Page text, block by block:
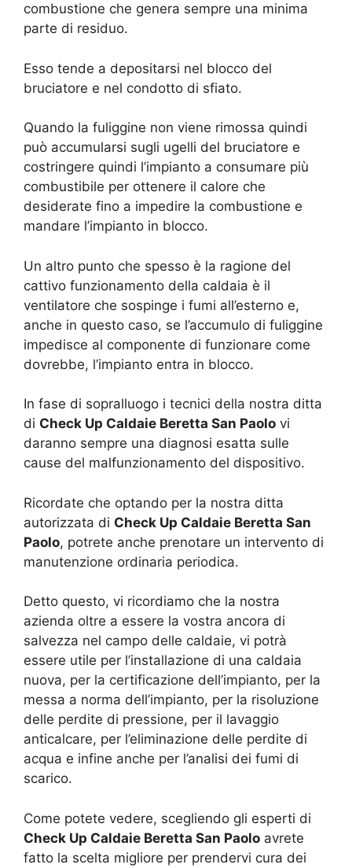
combustione che genera sempre una minima
parte di residuo.
Esso tende a depositarsi nel blocco del
bruciatore e nel condotto di sfiato.
Quando la fuliggine non viene rimossa quindi
può accumularsi sugli ugelli del bruciatore e
costringere quindi l’impianto a consumare più
combustibile per ottenere il calore che
desiderate fino a impedire la combustione e
mandare l’impianto in blocco.
Un altro punto che spesso è la ragione del
cattivo funzionamento della caldaia è il
ventilatore che sospinge i fumi all’esterno e,
anche in questo caso, se l’accumulo di fuliggine
impedisce al componente di funzionare come
dovrebbe, l’impianto entra in blocco.
In fase di sopralluogo i tecnici della nostra ditta
di Check Up Caldaie Beretta San Paolo vi
daranno sempre una diagnosi esatta sulle
cause del malfunzionamento del dispositivo.
Ricordate che optando per la nostra ditta
autorizzata di Check Up Caldaie Beretta San
Paolo, potrete anche prenotare un intervento di
manutenzione ordinaria periodica.
Detto questo, vi ricordiamo che la nostra
azienda oltre a essere la vostra ancora di
salvezza nel campo delle caldaie, vi potrà
essere utile per l’installazione di una caldaia
nuova, per la certificazione dell’impianto, per la
messa a norma dell’impianto, per la risoluzione
delle perdite di pressione, per il lavaggio
anticalcare, per l’eliminazione delle perdite di
acqua e infine anche per l’analisi dei fumi di
scarico.
Come potete vedere, scegliendo gli esperti di
Check Up Caldaie Beretta San Paolo avrete
fatto la scelta migliore per prendervi cura dei